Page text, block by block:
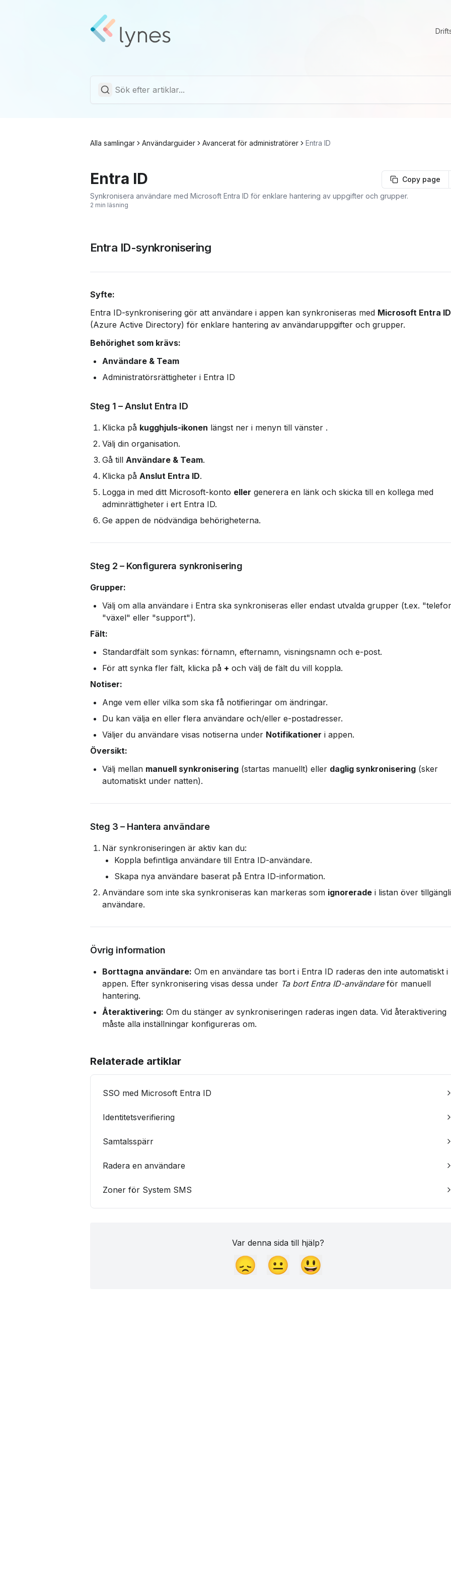
Alla samlingar Användarguider Avancerat för administratörer Entra ID
Entra ID
Copy page
Synkronisera användare med Microsoft Entra ID för enklare hantering av uppgifter och grupper.
2 min läsning
Entra ID-synkronisering
Syfte:
Entra ID-synkronisering gör att användare i appen kan synkroniseras med Microsoft Entra ID
(Azure Active Directory) för enklare hantering av användaruppgifter och grupper.
Behörighet som krävs:
Användare & Team
Administratörsrättigheter i Entra ID
Steg 1 – Anslut Entra ID
Klicka på kugghjuls-ikonen längst ner i menyn till vänster .
Välj din organisation.
Gå till Användare & Team.
Klicka på Anslut Entra ID.
Logga in med ditt Microsoft-konto eller generera en länk och skicka till en kollega med
adminrättigheter i ert Entra ID.
Ge appen de nödvändiga behörigheterna.
Steg 2 – Konfigurera synkronisering
Grupper:
Välj om alla användare i Entra ska synkroniseras eller endast utvalda grupper (t.ex.
"växel" eller "support").
Fält:
Standardfält som synkas: förnamn, efternamn, visningsnamn och e-post.
För att synka fler fält, klicka på + och välj de fält du vill koppla.
Notiser:
Ange vem eller vilka som ska få notifieringar om ändringar.
Du kan välja en eller flera användare och/eller e-postadresser.
Väljer du användare visas notiserna under Notifikationer i appen.
Översikt:
Välj mellan manuell synkronisering (startas manuellt) eller daglig synkronisering (sker
automatiskt under natten).
Steg 3 – Hantera användare
När synkroniseringen är aktiv kan du:
Koppla befintliga användare till Entra ID-användare.
Skapa nya användare baserat på Entra ID-information.
Användare som inte ska synkroniseras kan markeras som ignorerade i listan över
användare.
Övrig information
Borttagna användare: Om en användare tas bort i Entra ID raderas den inte automatiskt i
appen. Efter synkronisering visas dessa under Ta bort Entra ID-användare för manuell
hantering.
Återaktivering: Om du stänger av synkroniseringen raderas ingen data. Vid återaktivering
måste alla inställningar konfigureras om.
Relaterade artiklar
SSO med Microsoft Entra ID
Identitetsverifiering
Samtalsspärr
Radera en användare
Zoner för System SMS
Var denna sida till hjälp?
😞 😐 😃